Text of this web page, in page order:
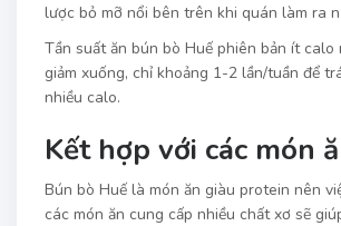
lược bỏ mỡ nổi bên trên khi quán làm ra
Tần suất ăn bún bò Huế phiên bản ít calo
giảm xuống, chỉ khoảng 1-2 lần/tuần để
nhiều calo.
Kết hợp với các món
Bún bò Huế là món ăn giàu protein nên
các món ăn cung cấp nhiều chất xơ sẽ